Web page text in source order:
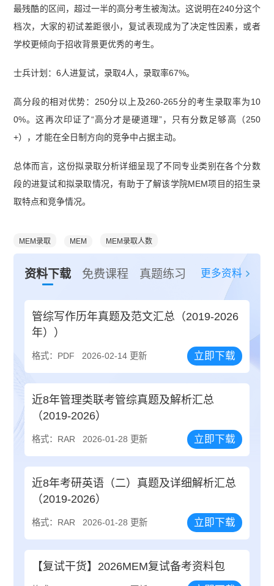
最残酷的区间，超过一半的高分考生被淘汰。这说明在240分这个
档次，大家的初试差距很小，复试表现成为了决定性因素，或者
学校更倾向于招收背景更优秀的考生。
士兵计划：6人进复试，录取4人，录取率67%。
高分段的相对优势：250分以上及260-265分的考生录取率为10
0%。这再次印证了“高分才是硬道理”，只有分数足够高（250
+），才能在全日制方向的竞争中占据主动。
总体而言，这份拟录取分析详细呈现了不同专业类别在各个分数
段的进复试和拟录取情况，有助于了解该学院MEM项目的招生录
取特点和竞争情况。
MEM录取 MEM MEM录取人数
资料下载 免费课程 真题练习 更多资料
管综写作历年真题及范文汇总（2019-2026
年））
格式：PDF 2026-02-14 更新 立即下载
近8年管理类联考管综真题及解析汇总
（2019-2026）
格式：RAR 2026-01-28 更新 立即下载
近8年考研英语（二）真题及详细解析汇总
（2019-2026）
格式：RAR 2026-01-28 更新 立即下载
【复试干货】2026MEM复试备考资料包